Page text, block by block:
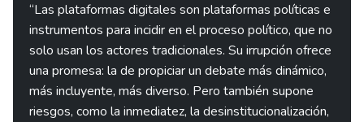
“Las plataformas digitales son plataformas políticas e
instrumentos para incidir en el proceso político, que no
solo usan los actores tradicionales. Su irrupción ofrece
una promesa: la de propiciar un debate más dinámico,
más incluyente, más diverso. Pero también supone
riesgos, como la inmediatez, la desinstitucionalización,